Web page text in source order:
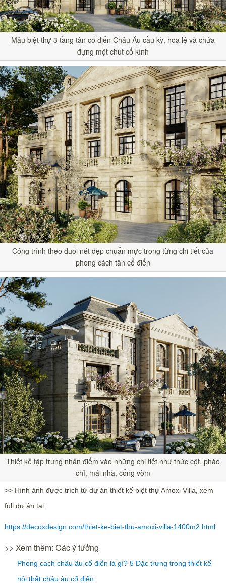
Mẫu biệt thự 3 tầng tân cổ điển Châu Âu cầu kỳ, hoa lệ và chứa
đựng một chút cổ kính
Công trình theo đuổi nét đẹp chuẩn mực trong từng chi tiết của
phong cách tân cổ điển
Thiết kế tập trung nhấn điểm vào những chi tiết như thức cột, phào
chỉ, mái nhà, cổng vòm
>> Hình ảnh được trích từ dự án thiết kế biệt thự Amoxi Villa, xem
full dự án tại:
https://decoxdesign.com/thiet-ke-biet-thu-amoxi-villa-1400m2.html
>> Xem thêm: Các ý tưởng
Phong cách châu âu cổ điển là gì? 5 Đặc trưng trong thiết kế
nội thất châu âu cổ điển